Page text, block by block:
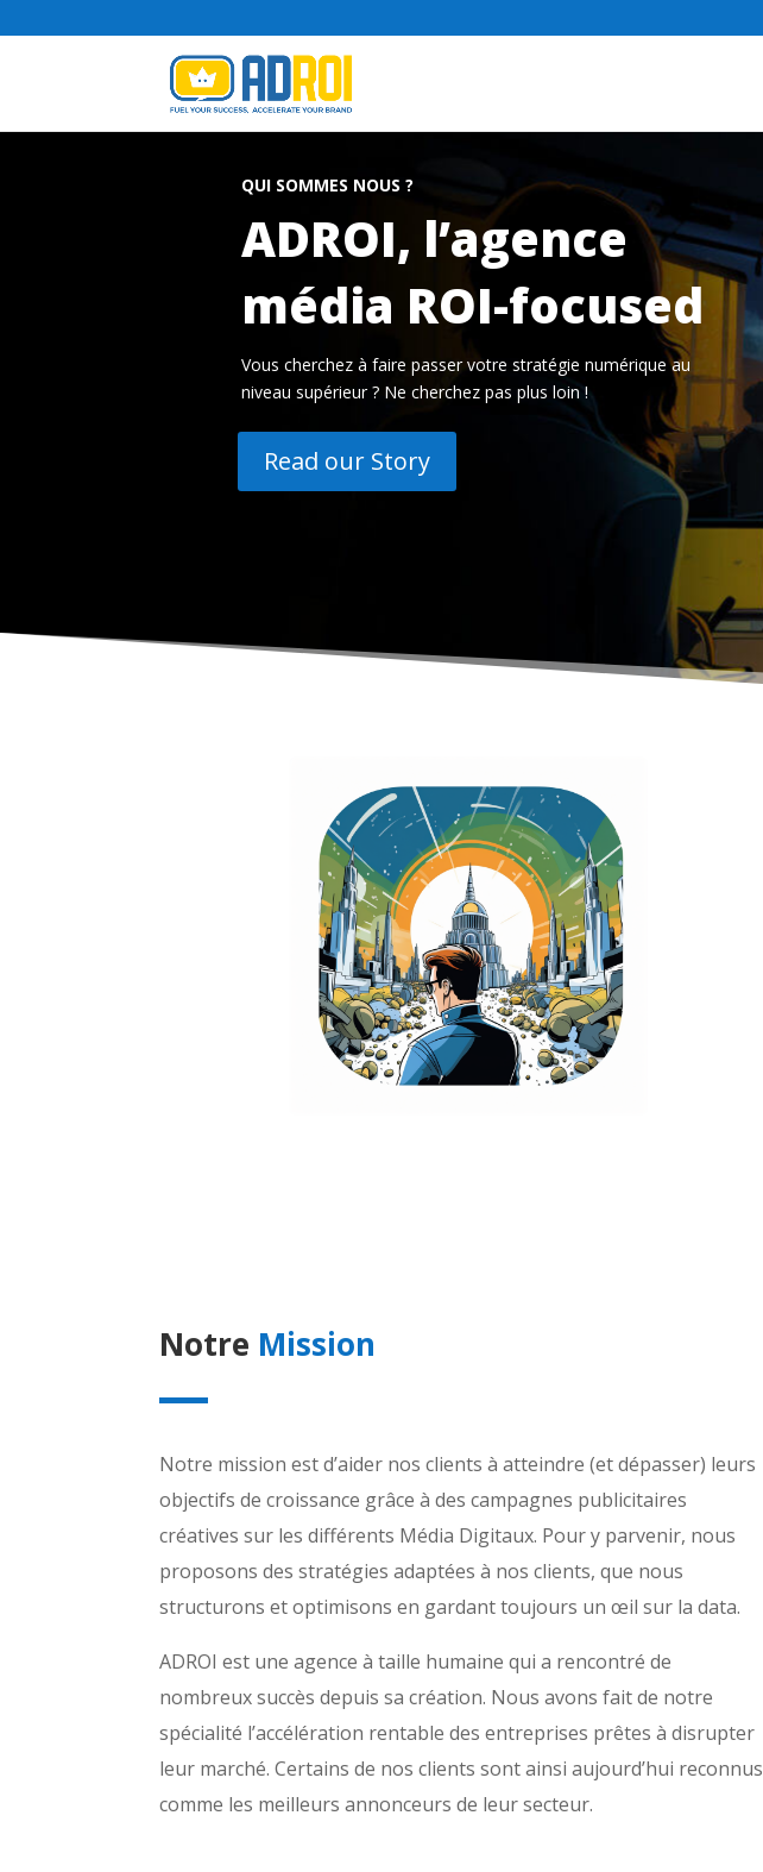
QUI SOMMES NOUS ?
ADROI, l’agence
média ROI-focused
Vous cherchez à faire passer votre stratégie numérique au
niveau supérieur ? Ne cherchez pas plus loin !
Read our Story
Notre Mission
Notre mission est d’aider nos clients à atteindre (et dépasser) leurs
objectifs de croissance grâce à des campagnes publicitaires
créatives sur les différents Média Digitaux. Pour y parvenir, nous
proposons des stratégies adaptées à nos clients, que nous
structurons et optimisons en gardant toujours un œil sur la data.
ADROI est une agence à taille humaine qui a rencontré de
nombreux succès depuis sa création. Nous avons fait de notre
spécialité l’accélération rentable des entreprises prêtes à disrupter
leur marché. Certains de nos clients sont ainsi aujourd’hui reconnus
comme les meilleurs annonceurs de leur secteur.